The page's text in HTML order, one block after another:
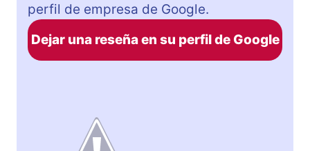
perfil de empresa de Google.
Dejar una reseña en su perfil de Google